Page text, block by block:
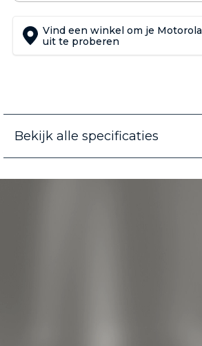
Vind een winkel om je Motorola
uit te proberen
Bekijk alle specificaties